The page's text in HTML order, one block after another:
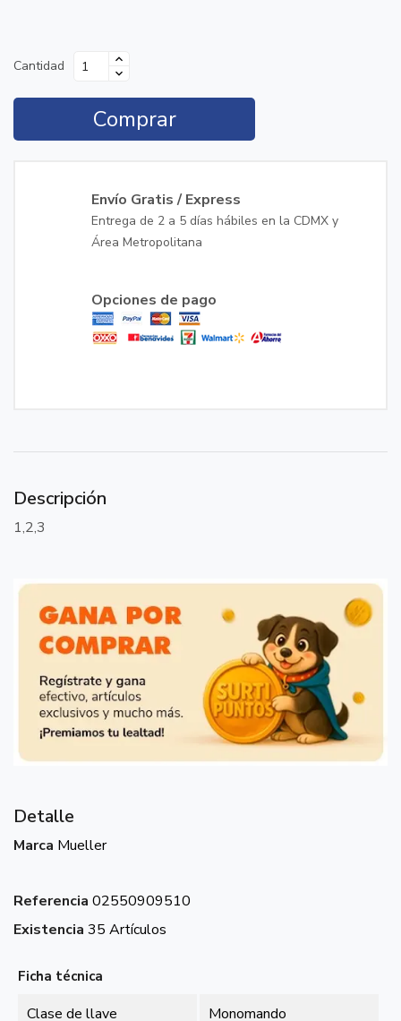
Cantidad
Comprar
Envío Gratis / Express
Entrega de 2 a 5 días hábiles en la CDMX y
Área Metropolitana
Opciones de pago
Descripción
1,2,3
Detalle
Marca Mueller
Referencia 02550909510
Existencia 35 Artículos
Ficha técnica
Clase de llave Monomando